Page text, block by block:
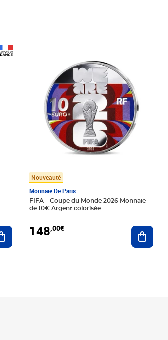
Ajouter au panier
Nouveauté
Monnaie De Paris
FIFA – Coupe du Monde 2026 Monnaie
de 10€ Argent colorisée
148,00€